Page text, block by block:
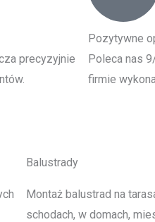
precyzyjnie
Pozytywne
Poleca nas
firmie
Balustrady
Montaż balustrad na
schodach, w domach,